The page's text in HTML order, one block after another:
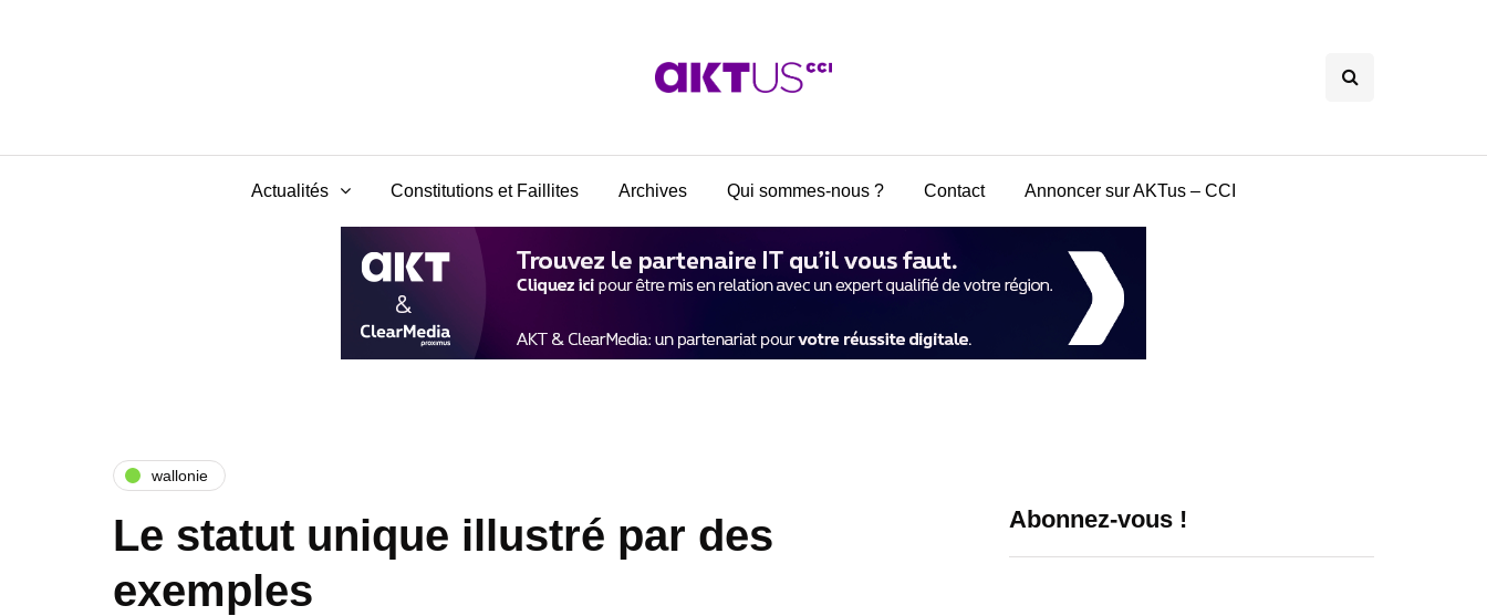
Actualités Constitutions et Faillites Archives Qui sommes-nous ? Contact Annoncer sur AKTus – CCI
wallonie
Le statut unique illustré par des
exemples
Abonnez-vous !